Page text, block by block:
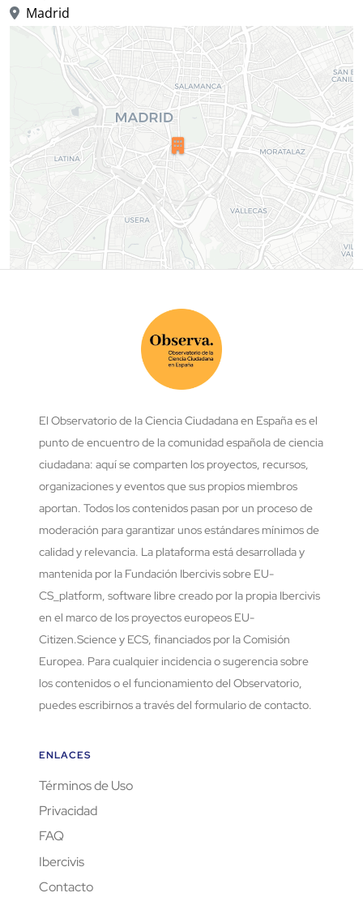
Madrid
El Observatorio de la Ciencia Ciudadana en España es el
punto de encuentro de la comunidad española de ciencia
ciudadana: aquí se comparten los proyectos, recursos,
organizaciones y eventos que sus propios miembros
aportan. Todos los contenidos pasan por un proceso de
moderación para garantizar unos estándares mínimos de
calidad y relevancia. La plataforma está desarrollada y
mantenida por la Fundación Ibercivis sobre EU-
CS_platform, software libre creado por la propia Ibercivis
en el marco de los proyectos europeos EU-
Citizen.Science y ECS, financiados por la Comisión
Europea. Para cualquier incidencia o sugerencia sobre
los contenidos o el funcionamiento del Observatorio,
puedes escribirnos a través del formulario de contacto.
ENLACES
Términos de Uso
Privacidad
FAQ
Ibercivis
Contacto